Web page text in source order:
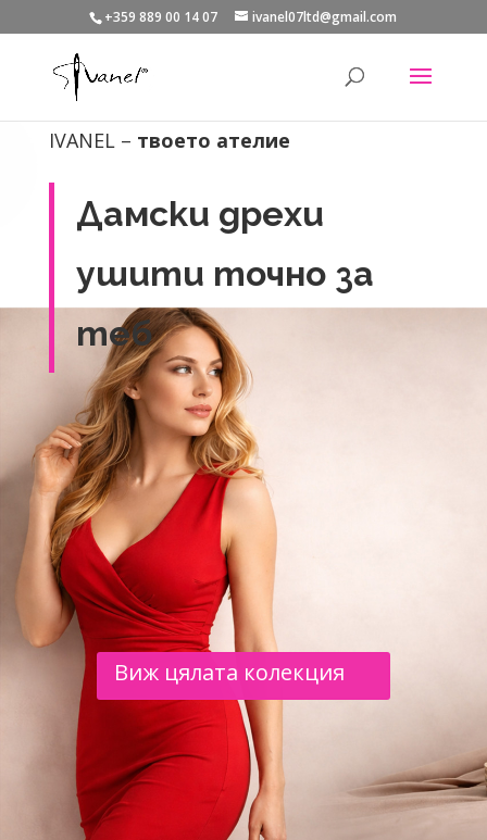
+359 889 00 14 07 ivanel07ltd@gmail.com
IVANEL – твоето ателие
Дамски дрехи
ушити точно за
теб
Виж цялата колекция